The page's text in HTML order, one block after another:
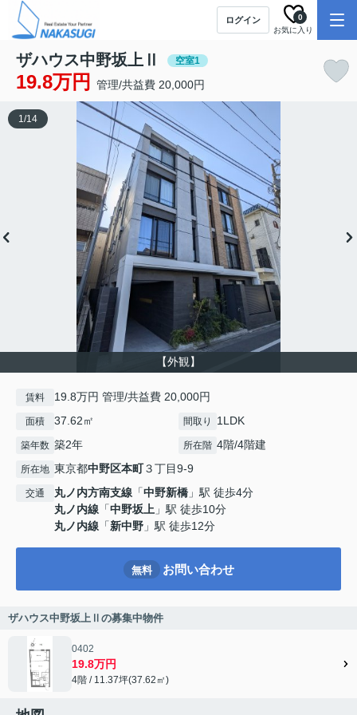
ログイン
お気に入り
0
ザハウス中野坂上Ⅱ 空室1
19.8万円 管理/共益費 20,000円
【外観】
1/14
賃料 19.8万円 管理/共益費 20,000円
面積 37.62㎡ 間取り 1LDK
築年数 築2年 所在階 4階/4階建
所在地 東京都中野区本町３丁目9-9
交通 丸ノ内方南支線 「中野新橋 」駅 徒歩4分
丸ノ内線 「中野坂上 」駅 徒歩10分
丸ノ内線 「新中野 」駅 徒歩12分
無料 お問い合わせ
ザハウス中野坂上Ⅱの募集中物件
0402
19.8万円
4階 / 11.37坪(37.62㎡)